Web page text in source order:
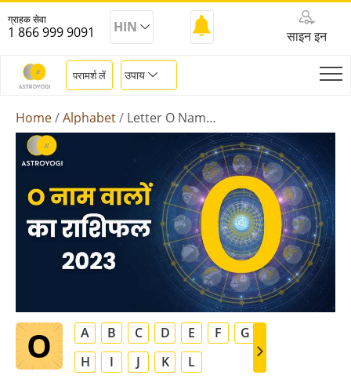
ग्राहक सेवा
1 866 999 9091 HIN
साइन इन
परामर्श लें उपाय
Home Alphabet Letter O Name Rashifal 2023
O A B C D E F
G
H
I J K L